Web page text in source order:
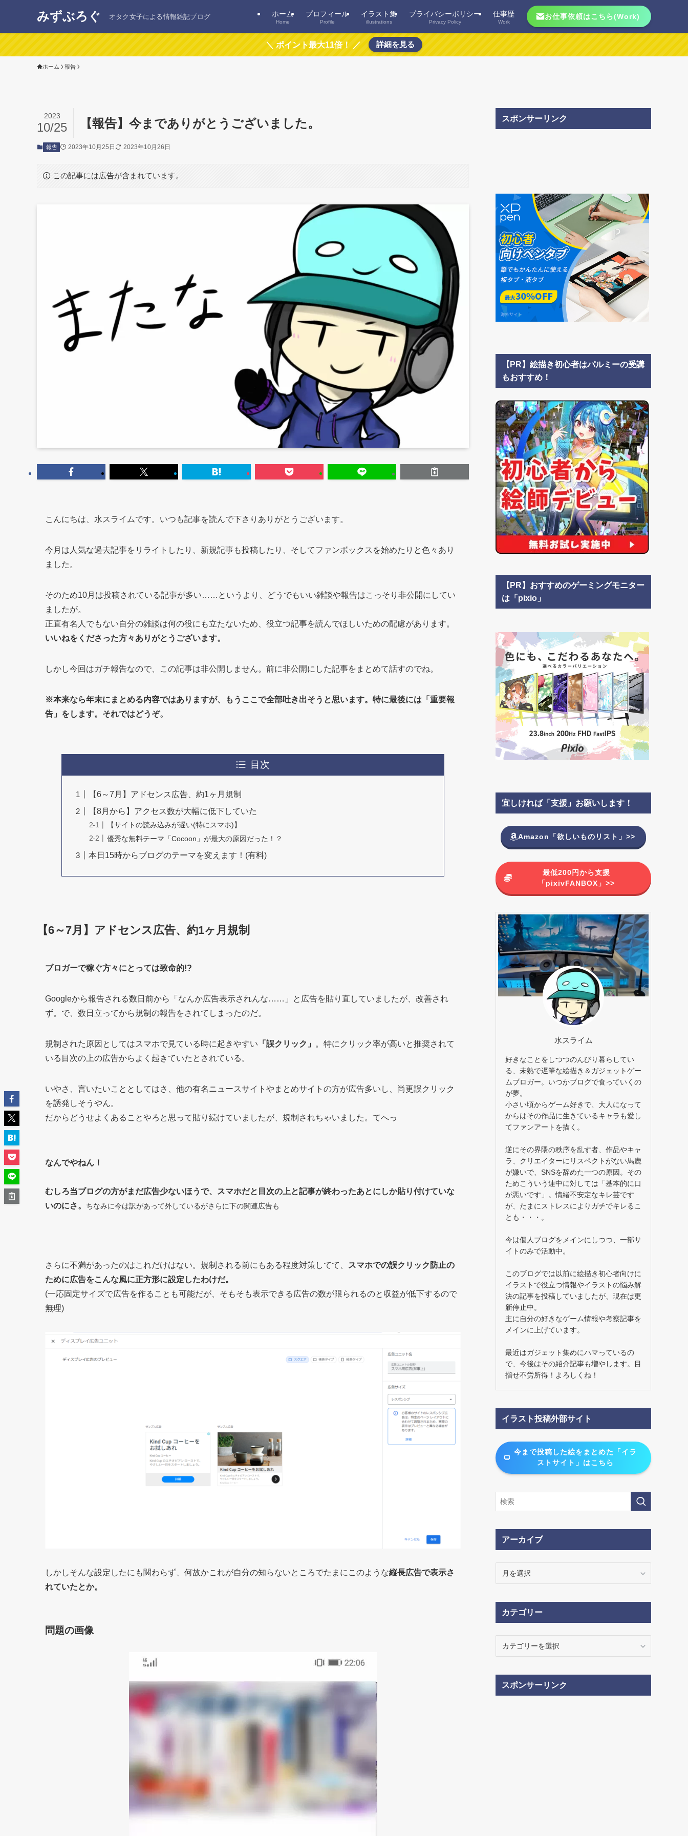
みずぶろぐ オタク女子による情報雑記ブログ ホーム
Home
プロフィール
Profile
イラスト集
illustrations
プライバシーポリシー
Privacy Policy
仕事歴
Work
お仕事依頼はこちら(Work)
＼ ポイント最大11倍！ ／ 詳細を見る
ホーム 報告
【報告】今までありがとうございました。
2023
10/25
報告 2023年10月25日 2023年10月26日
この記事には広告が含まれています。
こんにちは、水スライムです。いつも記事を読んで下さりありがとうございます。
今月は人気な過去記事をリライトしたり、新規記事も投稿したり、そしてファンボックスを始めたりと色々あり
ました。
そのため10月は投稿されている記事が多い……というより、どうでもいい雑談や報告はこっそり非公開にしてい
ましたが。
正直有名人でもない自分の雑談は何の役にも立たないため、役立つ記事を読んでほしいための配慮があります。
いいねをくださった方々ありがとうございます。
しかし今回はガチ報告なので、この記事は非公開しません。前に非公開にした記事をまとめて話すのでね。
※本来なら年末にまとめる内容ではありますが、もうここで全部吐き出そうと思います。特に最後には「重要報
告」をします。それではどうぞ。
目次
【6～7月】アドセンス広告、約1ヶ月規制
【8月から】アクセス数が大幅に低下していた
【サイトの読み込みが遅い(特にスマホ)】
優秀な無料テーマ「Cocoon」が最大の原因だった！？
本日15時からブログのテーマを変えます！(有料)
【6～7月】アドセンス広告、約1ヶ月規制
ブロガーで稼ぐ方々にとっては致命的!?
Googleから報告される数日前から「なんか広告表示されんな……」と広告を貼り直していましたが、改善され
ず。で、数日立ってから規制の報告をされてしまったのだ。
規制された原因としてはスマホで見ている時に起きやすい 「誤クリック」
。特にクリック率が高いと推奨されて
いる目次の上の広告からよく起きていたとされている。
いやさ、言いたいこととしてはさ、他の有名ニュースサイトやまとめサイトの方が広告多いし、尚更誤クリック
を誘発しそうやん。
だからどうせよくあることやろと思って貼り続けていましたが、規制されちゃいました。てへっ
なんでやねん！
むしろ当ブログの方がまだ広告少ないほうで、スマホだと目次の上と記事が終わったあとにしか貼り付けていな
いのにさ。 ちなみに今は訳があって外しているがさらに下の関連広告も
さらに不満があったのはこれだけはない。規制される前にもある程度対策してて、
スマホでの誤クリック防止の
ために広告をこんな風に正方形に設定したわけだ。
(一応固定サイズで広告を作ることも可能だが、そもそも表示できる広告の数が限られるのと収益が低下するので
無理)
しかしそんな設定したにも関わらず、何故かこれが自分の知らないところでたまにこのような縦長広告で表示さ
れていたとか。
問題の画像
スポンサーリンク
【PR】絵描き初心者はパルミーの受講
もおすすめ！
【PR】おすすめのゲーミングモニター
は「pixio」
宜しければ「支援」お願いします！
Amazon「欲しいものリスト」>>
最低200円から支援
「pixivFANBOX」>>
水スライム
好きなことをしつつのんびり暮らしてい
る、未熟で遅筆な絵描き＆ガジェットゲー
ムブロガー。いつかブログで食っていくの
が夢。
小さい頃からゲーム好きで、大人になって
からはその作品に生きているキャラも愛し
てファンアートを描く。
逆にその界隈の秩序を乱す者、作品やキャ
ラ、クリエイターにリスペクトがない馬鹿
が嫌いで、SNSを辞めた一つの原因。その
ためこういう連中に対しては「基本的に口
が悪いです」。情緒不安定なキレ芸です
が、たまにストレスによりガチでキレるこ
とも・・・。
今は個人ブログをメインにしつつ、一部サ
イトのみで活動中。
このブログでは以前に絵描き初心者向けに
イラストで役立つ情報やイラストの悩み解
決の記事を投稿していましたが、現在は更
新停止中。
主に自分の好きなゲーム情報や考察記事を
メインに上げています。
最近はガジェット集めにハマっているの
で、今後はその紹介記事も増やします。目
指せ不労所得！よろしくね！
イラスト投稿外部サイト
今まで投稿した絵をまとめた「イラ
ストサイト」はこちら
アーカイブ
イ
カテゴリー
リ
スポンサーリンク